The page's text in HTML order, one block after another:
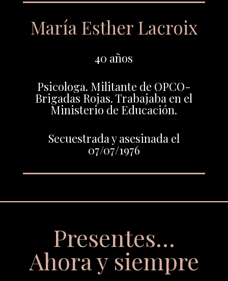
María Esther Lacroix
40 años
Psicologa. Militante de OPCO-
Brigadas Rojas. Trabajaba en el
Ministerio de Educación.
Secuestrada y asesinada el
07/07/1976
Presentes…
Ahora y siempre